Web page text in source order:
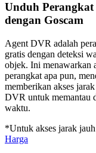
Unduh
dengan Goscam
Agent DVR adalah
gratis dengan deteksi
objek. Ini menawarkan
perangkat apa pun,
memberikan akses
DVR untuk memantau
waktu.
*Untuk akses jarak
Harga